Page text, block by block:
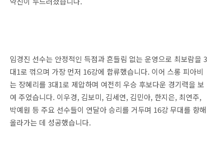
임경진 선수는 안정적인 득점과 흔들림 없는 운영으로 최보람을 3
대1로 꺾으며 가장 먼저 16강에 합류했습니다. 이어 스롱 피아비
는 장혜리를 3대1로 제압하며 여전히 우승 후보다운 경기력을 보
여 주었습니다. 이우경, 김보미, 김세연, 김민아, 한지은, 최연주,
박예원 등 주요 선수들이 연달아 승리를 거두며 16강 무대를 향해
올라가는 데 성공했습니다.